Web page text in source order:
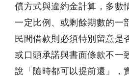
償方式與違約金計算，多數
一定比例、或剩餘期數的一
民間借款則必須特別留意是
或口頭承諾與書面條款不一
說「隨時都可以提前還」，